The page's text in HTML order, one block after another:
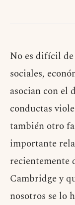
No es difícil
sociales,
asocian con el
conductas
también otro
importante
recientemente
Cambridge y
nosotros se lo